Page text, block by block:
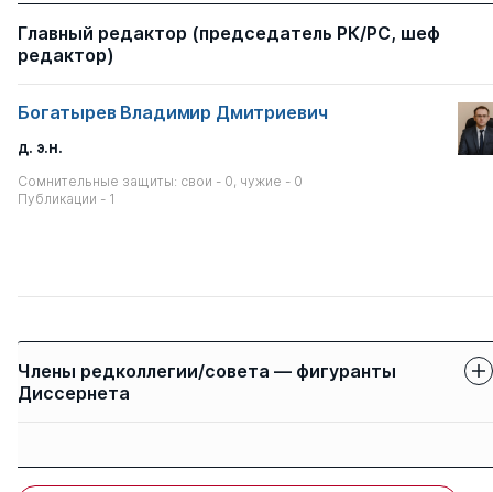
Главный редактор (председатель РК/РС, шеф
редактор)
Богатырев Владимир Дмитриевич
д. э.н.
Сомнительные защиты: свои - 0, чужие - 0
Публикации - 1
Члены редколлегии/совета — фигуранты
Диссернета